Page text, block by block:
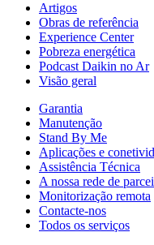
Artigos
Obras de referência
Experience Center
Pobreza energética
Podcast Daikin no Ar
Visão geral
Garantia
Manutenção
Stand By Me
Aplicações e
Assistência Técnica
A nossa rede de
Monitorização remota
Contacte-nos
Todos os serviços